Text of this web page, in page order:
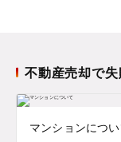
不動産売却で
マンションにつ